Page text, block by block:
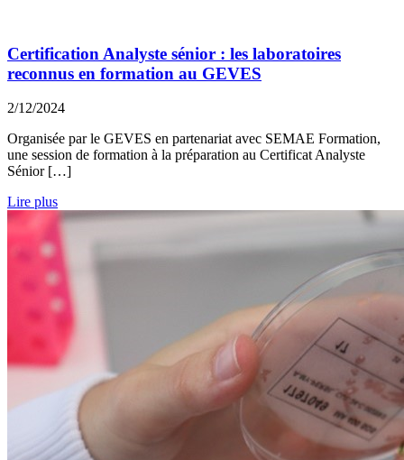
Certification Analyste sénior : les laboratoires
reconnus en formation au GEVES
2/12/2024
Organisée par le GEVES en partenariat avec SEMAE Formation,
une session de formation à la préparation au Certificat Analyste
Sénior […]
Lire plus